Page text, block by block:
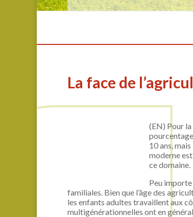
La face de
(EN) Pour
10 ans,
moderne
ce domaine.
Peu
familiales. Bien que l’âge des
les enfants adultes travaillent aux
multigénérationnelles ont en